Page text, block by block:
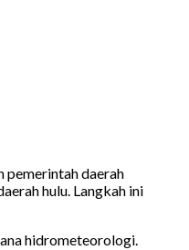
pemerintah daerah
hulu. Langkah ini
hidrometeorologi.